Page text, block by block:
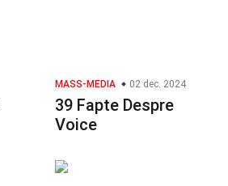
MASS-MEDIA 02 dec. 2024
39 Fapte Despre
Voice